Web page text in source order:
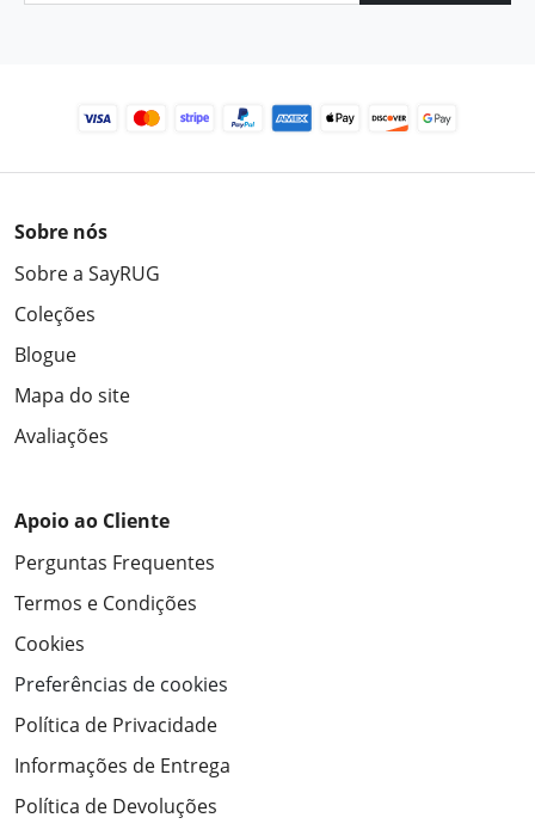
Sobre nós
Sobre a SayRUG
Coleções
Blogue
Mapa do site
Avaliações
Apoio ao Cliente
Perguntas Frequentes
Termos e Condições
Cookies
Preferências de cookies
Política de Privacidade
Informações de Entrega
Política de Devoluções